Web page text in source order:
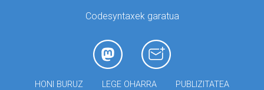
Codesyntaxek garatua
HONI BURUZ LEGE OHARRA PUBLIZITATEA